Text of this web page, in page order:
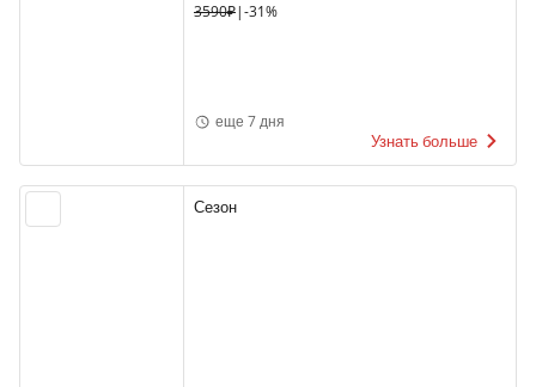
3590₽|-31%
еще 7 дня
Узнать больше
Сезон